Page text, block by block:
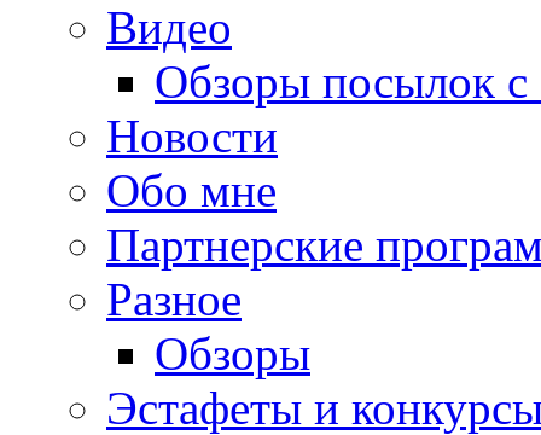
Видео
Обзоры посылок с
Новости
Обо мне
Партнерские
Разное
Обзоры
Эстафеты и